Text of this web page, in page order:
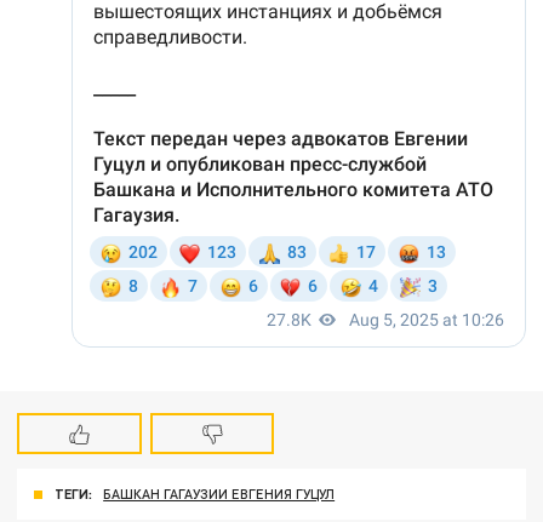
ТЕГИ: БАШКАН ГАГАУЗИИ ЕВГЕНИЯ ГУЦУЛ